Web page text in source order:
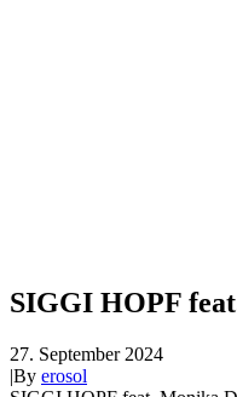
SIGGI HOPF
27. September 2024
|By erosol